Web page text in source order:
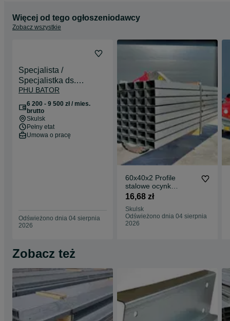
Więcej od tego ogłoszeniodawcy
Zobacz wszystkie
Specjalista /
Specjalistka ds.
administracyjno-
księgowych
PHU BATOR
6 200 - 9 500 zł / mies.
brutto
Skulsk
Pełny etat
Umowa o pracę
Odświeżono dnia 04 sierpnia
2026
60x40x2 Profile
stalowe ocynk
zamknięte rury łaty
ogrodzenie słupy
16,68 zł
Skulsk
Odświeżono dnia 04 sierpnia
2026
Zobacz też